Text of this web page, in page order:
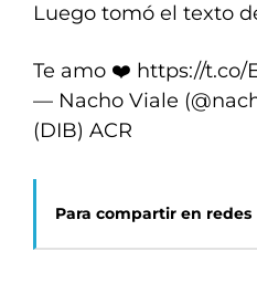
Luego tomó el texto
Te amo ❤️ https://t.co/
— Nacho Viale
(DIB) ACR
Para compartir en redes